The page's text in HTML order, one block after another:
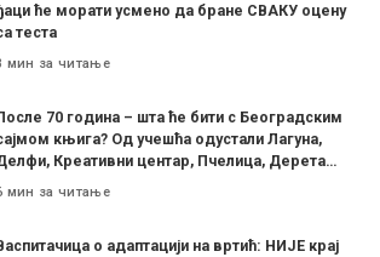
ће морати усмено да бране СВАКУ оцену
теста
мин за читање
70 година – шта ће бити с Београдским
књига? Од учешћа одустали Лагуна,
Креативни центар, Пчелица, Дерета…
мин за читање
о адаптацији на вртић: НИЈЕ крај